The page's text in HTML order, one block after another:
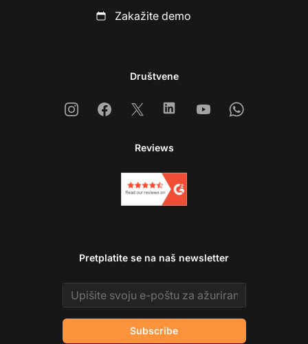
Zakažite demo
Društvene
InstagramFacebook
X LinkedinYoutubeWhatsapp
Reviews
Pretplatite se na naš newsletter
Email address
Subscribe